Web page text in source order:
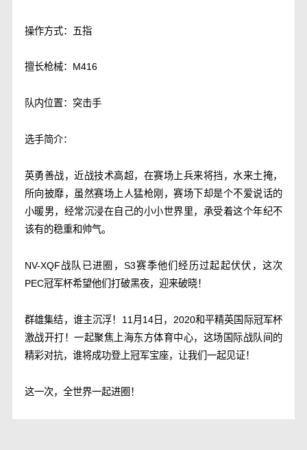
操作方式：五指
擅长枪械：M416
队内位置：突击手
选手简介：
英勇善战，近战技术高超，在赛场上兵来将挡，水来土掩，
所向披靡，虽然赛场上人猛枪刚，赛场下却是个不爱说话的
小暖男，经常沉浸在自己的小小世界里，承受着这个年纪不
该有的稳重和帅气。
NV-XQF战队已进圈，S3赛季他们经历过起起伏伏，这次
PEC冠军杯希望他们打破黑夜，迎来破晓！
群雄集结，谁主沉浮！11月14日，2020和平精英国际冠军杯
激战开打！一起聚焦上海东方体育中心，这场国际战队间的
精彩对抗，谁将成功登上冠军宝座，让我们一起见证！
这一次，全世界一起进圈！